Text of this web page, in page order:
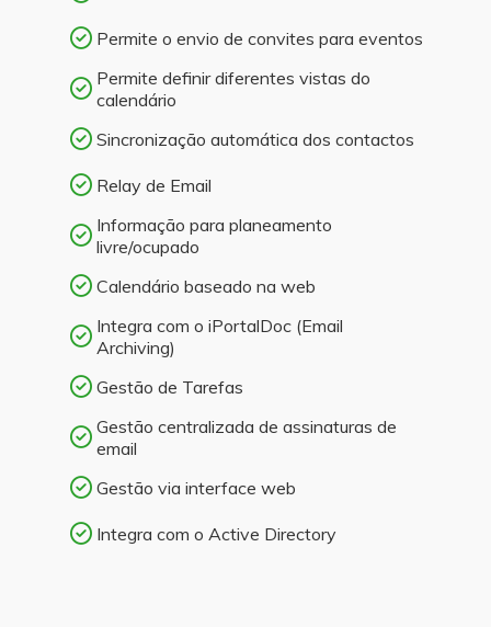
Permite o envio de convites para eventos
Permite definir diferentes vistas do
calendário
Sincronização automática dos contactos
Relay de Email
Informação para planeamento
livre/ocupado
Calendário baseado na web
Integra com o iPortalDoc (Email
Archiving)
Gestão de Tarefas
Gestão centralizada de assinaturas de
email
Gestão via interface web
Integra com o Active Directory